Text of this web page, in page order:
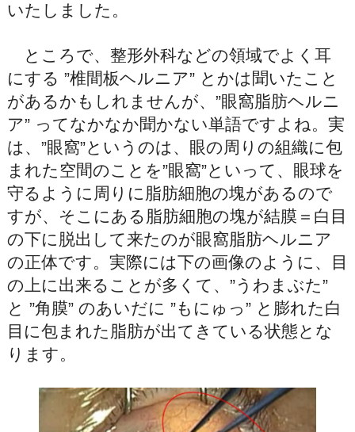
いたしました。
ところで、整形外科などの領域でよく耳
にする ”椎間板ヘルニア” とかは聞いたこと
があるかもしれませんが、”眼窩脂肪ヘルニ
ア” ってなかなか聞かない単語ですよね。実
は、”眼窩”というのは、眼の周りの組織に包
まれた空間のことを”眼窩”といって、眼球を
守るように周りに脂肪細胞の塊があるので
すが、そこにある脂肪細胞の塊が結膜＝白目
の下に脱出して来たのが眼窩脂肪ヘルニア
の正体です。実際には下の画像のように、目
の上に出来ることが多くて、”うわまぶた”
と ”角膜” のあいだに ”もにゅっ” と膨れた白
目に包まれた脂肪が出てきている状態とな
ります。